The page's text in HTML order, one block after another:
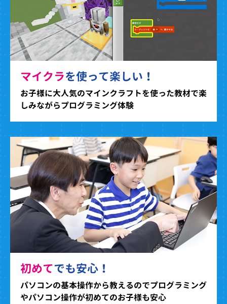
マイクラを使って楽しい！
お子様に大人気のマインクラフトを使った教材で楽
しみながらプログラミング体験
初めてでも安心！
パソコンの基本操作から教えるのでプログラミング
やパソコン操作が初めてのお子様も安心